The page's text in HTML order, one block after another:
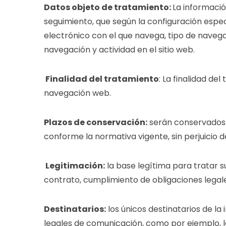
Datos objeto de tratamiento:La
seguimiento, que según la configuración
electrónico con el que navega, tipo de
navegación y actividad en el sitio web.
Finalidad del tratamiento: La finalidad
navegación web.
Plazos de conservación:serán
conforme la normativa vigente, sin perjuicio
Legitimación: la base legítima para tratar
contrato, cumplimiento de obligaciones
Destinatarios: los únicos destinatarios de
legales de comunicación, como por